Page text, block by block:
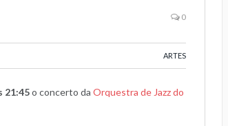
0
ARTES
21:45o concerto da Orquestra de Jazz do